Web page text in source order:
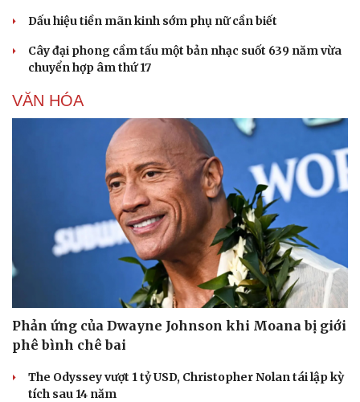
Dấu hiệu tiền mãn kinh sớm phụ nữ cần biết
Cây đại phong cầm tấu một bản nhạc suốt 639 năm vừa
chuyển hợp âm thứ 17
VĂN HÓA
Phản ứng của Dwayne Johnson khi Moana bị giới
phê bình chê bai
The Odyssey vượt 1 tỷ USD, Christopher Nolan tái lập kỳ
tích sau 14 năm